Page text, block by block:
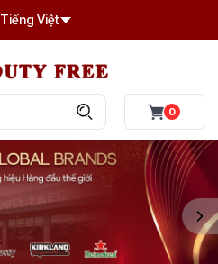
Tiếng Việt
0